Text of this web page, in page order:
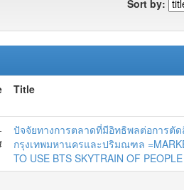
Sort by:
Title
ปัจจัยทางการตลาดที่มีอิทธิพลต่อการตั
กรุงเทพมหานครและปริมณฑล
TO USE BTS SKYTRAIN OF